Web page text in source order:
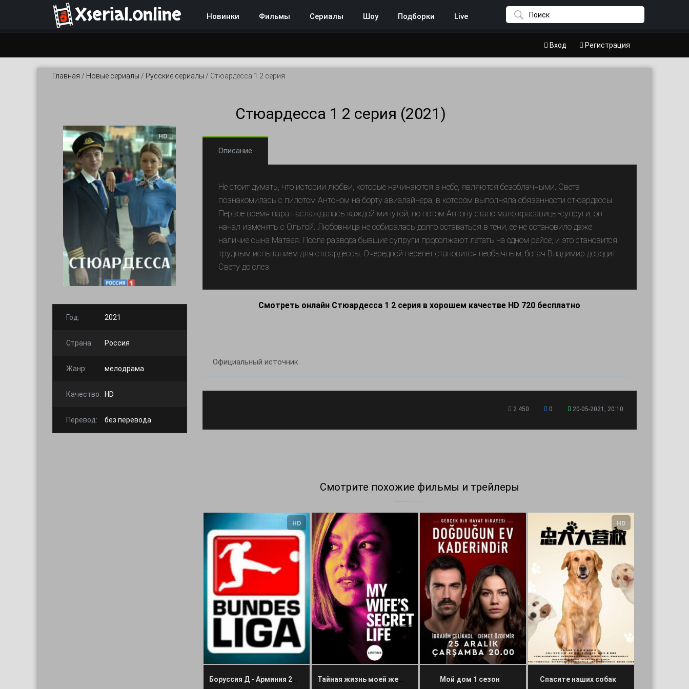
Xserial.online Новинки Фильмы Сериалы Шоу Подборки Live
Вход Регистрация
Главная / Новые сериалы / Русские сериалы / Стюардесса 1 2 серия
Стюардесса 1 2 серия (2021)
HD
Год: 2021
Страна: Россия
Жанр: мелодрама
Качество: HD
Перевод: без перевода
Описание
Не стоит думать, что истории любви, которые начинаются в небе, являются безоблачными. Света
познакомилась с пилотом Антоном на борту авиалайнера, в котором выполняла обязанности стюардессы.
Первое время пара наслаждалась каждой минутой, но потом Антону стало мало красавицы-супруги, он
начал изменять с Ольгой. Любовница не собиралась долго оставаться в тени, ее не остановило даже
наличие сына Матвея. После развода бывшие супруги продолжают летать на одном рейсе, и это становится
трудным испытанием для стюардессы. Очередной перелет становится необычным, богач Владимир доводит
Свету до слез.
Смотреть онлайн Стюардесса 1 2 серия в хорошем качестве HD 720 бесплатно
Официальный источник
2 450 0 20-05-2021, 20:10
Смотрите похожие фильмы и трейлеры
HD
Боруссия Д - Арминия 27 февраля 2021 прямая трансляция Тайная жизнь моей жены Мой дом 1 сезон
HD
Спасите наших собак